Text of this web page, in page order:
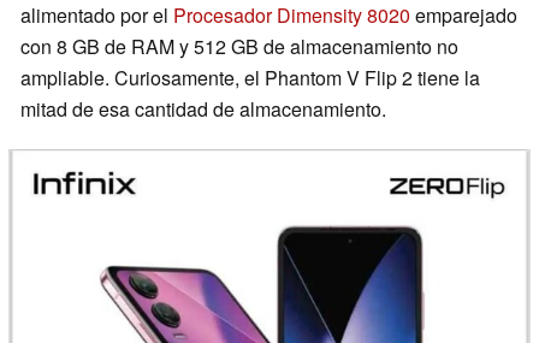
alimentado por el Procesador Dimensity 8020 emparejado
con 8 GB de RAM y 512 GB de almacenamiento no
ampliable. Curiosamente, el Phantom V Flip 2 tiene la
mitad de esa cantidad de almacenamiento.